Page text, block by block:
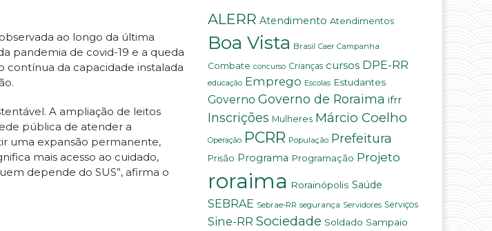
ao longo da última
pandemia de covid-19 e a queda
contínua da capacidade instalada
A ampliação de leitos
pública de atender a
uma expansão permanente,
mais acesso ao cuidado,
depende do SUS”, afirma o
ALERR Atendimento Atendimentos
Boa Vista Brasil Caer Campanha
Combate concurso Crianças cursos DPE-RR
educação Emprego Escolas Estudantes
Governo Governo de Roraima ifrr
Inscrições Mulheres Márcio Coelho
Operação PCRR População Prefeitura
Prisão Programa Programação Projeto
roraima Rorainópolis Saúde
SEBRAE Sebrae-RR segurança Servidores Serviços
Sine-RR Sociedade Soldado Sampaio